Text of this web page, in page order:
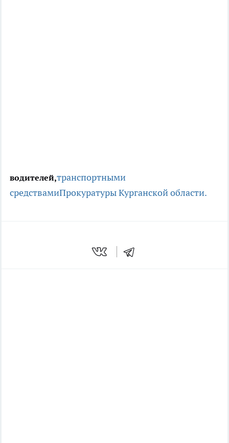
водителей,транспортными
средствамиПрокуратуры Курганской области.